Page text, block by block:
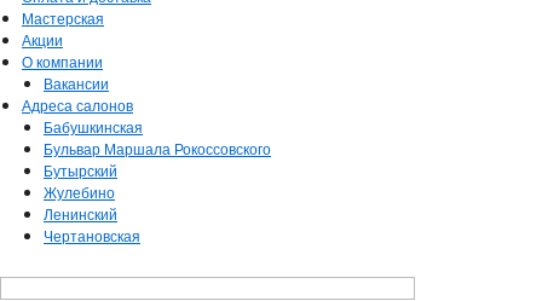
Мастерская
Акции
О компании
Вакансии
Адреса салонов
Бабушкинская
Бульвар Маршала Рокоссовского
Бутырский
Жулебино
Ленинский
Чертановская